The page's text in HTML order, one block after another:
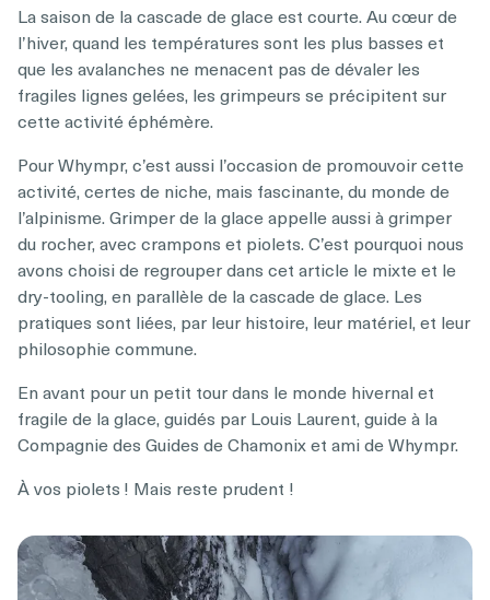
La saison de la cascade de glace est courte. Au cœur de
l’hiver, quand les températures sont les plus basses et
que les avalanches ne menacent pas de dévaler les
fragiles lignes gelées, les grimpeurs se précipitent sur
cette activité éphémère.
Pour Whympr, c’est aussi l’occasion de promouvoir cette
activité, certes de niche, mais fascinante, du monde de
l’alpinisme. Grimper de la glace appelle aussi à grimper
du rocher, avec crampons et piolets. C’est pourquoi nous
avons choisi de regrouper dans cet article le mixte et le
dry-tooling, en parallèle de la cascade de glace. Les
pratiques sont liées, par leur histoire, leur matériel, et leur
philosophie commune.
En avant pour un petit tour dans le monde hivernal et
fragile de la glace, guidés par Louis Laurent, guide à la
Compagnie des Guides de Chamonix et ami de Whympr.
À vos piolets ! Mais reste prudent !